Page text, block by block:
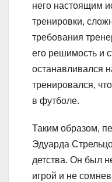
него настоящим
тренировки,
требования
его решимость и
останавливался
тренировался,
в футболе.
Таким образом,
Эдуарда
детства. Он был
игрой и не